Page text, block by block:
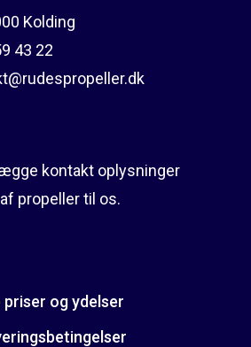
Kolding
43 22
kontakt oplysninger
propeller til os.
priser og ydelser
Er min propel højre
venstre?
Kontakt
Rudes Propeller